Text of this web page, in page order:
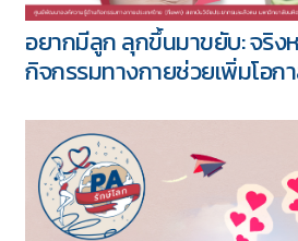
อยากมีลูก ลุกขึ้นมาขยับ: จริง
กิจกรรมทางกายช่วยเพิ่มโอก